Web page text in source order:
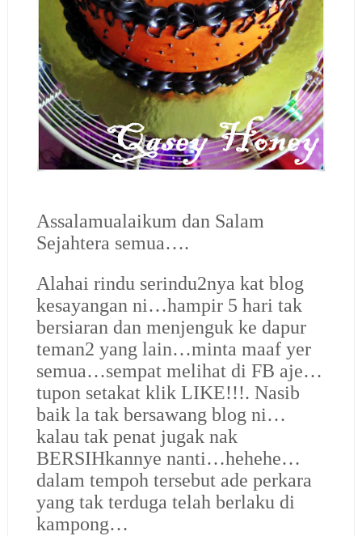
Assalamualaikum dan Salam
Sejahtera semua….
Alahai rindu serindu2nya kat blog
kesayangan ni…hampir 5 hari tak
bersiaran dan menjenguk ke dapur
teman2 yang lain…minta maaf yer
semua…sempat melihat di FB aje…
tupon setakat klik LIKE!!!. Nasib
baik la tak bersawang blog ni…
kalau tak penat jugak nak
BERSIHkannye nanti…hehehe…
dalam tempoh tersebut ade perkara
yang tak terduga telah berlaku di
kampong…